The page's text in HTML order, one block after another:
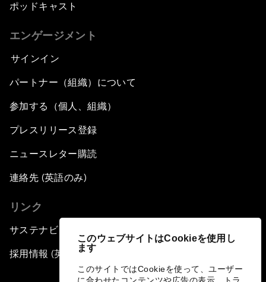
このウェブサイトはCookieを使用し
ます
このサイトではCookieを使って、ユーザー
ポッドキャスト
エンゲージメント
サインイン
パートナー（組織）について
参加する（個人、組織）
プレスリリース登録
ニュースレター購読
連絡先 (英語のみ)
リンク
サステナビリティへの取り組み
採用情報 (英語のみ)